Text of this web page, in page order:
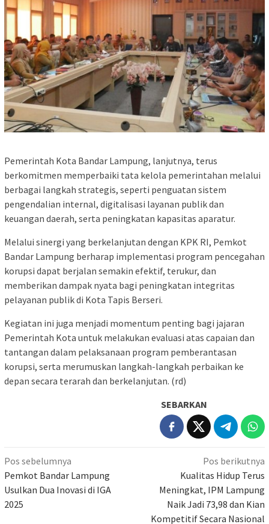
Pemerintah Kota Bandar Lampung, lanjutnya, terus
berkomitmen memperbaiki tata kelola pemerintahan melalui
berbagai langkah strategis, seperti penguatan sistem
pengendalian internal, digitalisasi layanan publik dan
keuangan daerah, serta peningkatan kapasitas aparatur.
Melalui sinergi yang berkelanjutan dengan KPK RI, Pemkot
Bandar Lampung berharap implementasi program pencegahan
korupsi dapat berjalan semakin efektif, terukur, dan
memberikan dampak nyata bagi peningkatan integritas
pelayanan publik di Kota Tapis Berseri.
Kegiatan ini juga menjadi momentum penting bagi jajaran
Pemerintah Kota untuk melakukan evaluasi atas capaian dan
tantangan dalam pelaksanaan program pemberantasan
korupsi, serta merumuskan langkah-langkah perbaikan ke
depan secara terarah dan berkelanjutan. (rd)
SEBARKAN
Navigasi
pos
Pos sebelumnya
Pemkot Bandar Lampung
Usulkan Dua Inovasi di IGA
2025
Pos berikutnya
Kualitas Hidup Terus
Meningkat, IPM Lampung
Naik Jadi 73,98 dan Kian
Kompetitif Secara Nasional